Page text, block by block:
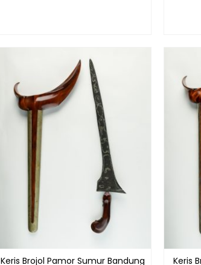
Keris Brojol Pamor Sumur Bandung
Keris